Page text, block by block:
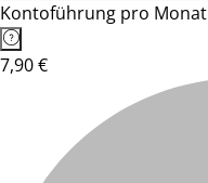
Kontoführung pro Monat
7,90 €